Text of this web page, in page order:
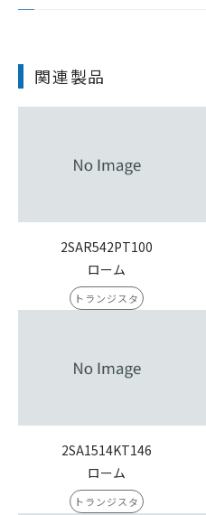
関連製品
2SAR542PT100
ローム
トランジスタ
2SA1514KT146
ローム
トランジスタ